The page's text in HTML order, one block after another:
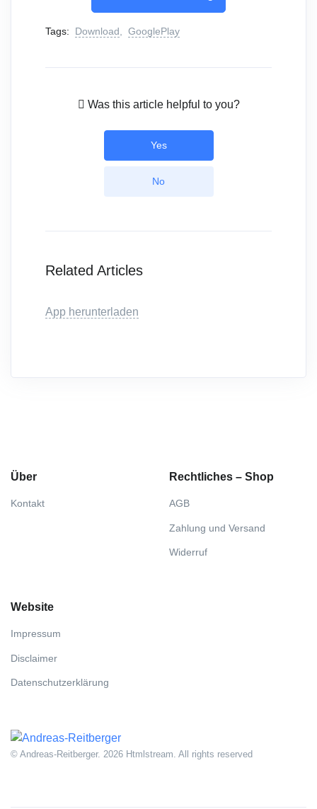
Tags: Download, GooglePlay
Was this article helpful to you?
Yes
No
Related Articles
App herunterladen
Über
Kontakt
Rechtliches – Shop
AGB
Zahlung und Versand
Widerruf
Website
Impressum
Disclaimer
Datenschutzerklärung
© Andreas-Reitberger. 2026 Htmlstream. All rights reserved